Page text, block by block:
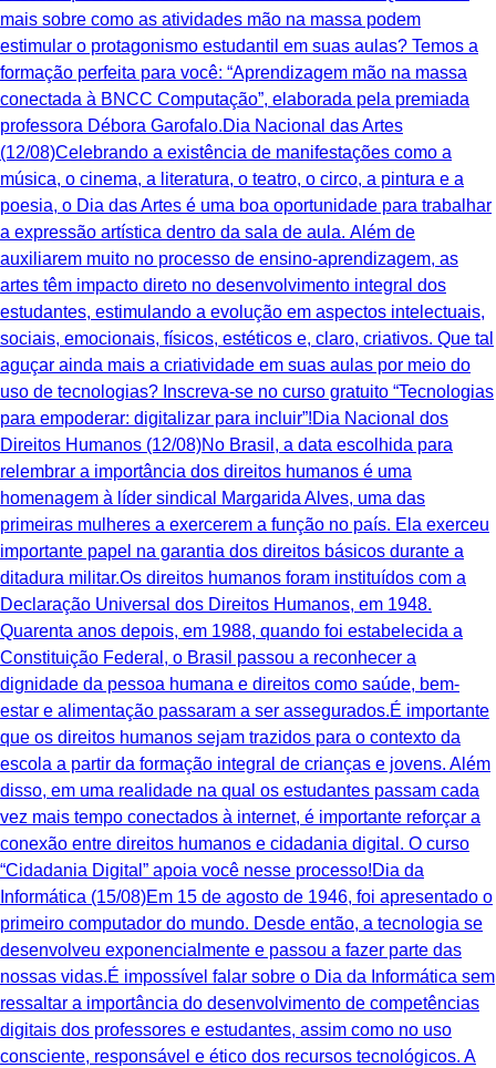
mais sobre como as atividades mão na massa podem
estimular o protagonismo estudantil em suas aulas? Temos a
formação perfeita para você: “Aprendizagem mão na massa
conectada à BNCC Computação”, elaborada pela premiada
professora Débora Garofalo.Dia Nacional das Artes
(12/08)Celebrando a existência de manifestações como a
música, o cinema, a literatura, o teatro, o circo, a pintura e a
poesia, o Dia das Artes é uma boa oportunidade para trabalhar
a expressão artística dentro da sala de aula. Além de
auxiliarem muito no processo de ensino-aprendizagem, as
artes têm impacto direto no desenvolvimento integral dos
estudantes, estimulando a evolução em aspectos intelectuais,
sociais, emocionais, físicos, estéticos e, claro, criativos. ‍Que tal
aguçar ainda mais a criatividade em suas aulas por meio do
uso de tecnologias? Inscreva-se no curso gratuito “Tecnologias
para empoderar: digitalizar para incluir”!Dia Nacional dos
Direitos Humanos (12/08)No Brasil, a data escolhida para
relembrar a importância dos direitos humanos é uma
homenagem à líder sindical Margarida Alves, uma das
primeiras mulheres a exercerem a função no país. Ela exerceu
importante papel na garantia dos direitos básicos durante a
ditadura militar.Os direitos humanos foram instituídos com a
Declaração Universal dos Direitos Humanos, em 1948.
Quarenta anos depois, em 1988, quando foi estabelecida a
Constituição Federal, o Brasil passou a reconhecer a
dignidade da pessoa humana e direitos como saúde, bem-
estar e alimentação passaram a ser assegurados.É importante
que os direitos humanos sejam trazidos para o contexto da
escola a partir da formação integral de crianças e jovens. Além
disso, em uma realidade na qual os estudantes passam cada
vez mais tempo conectados à internet, é importante reforçar a
conexão entre direitos humanos e cidadania digital. O curso
“Cidadania Digital” apoia você nesse processo!Dia da
Informática (15/08)Em 15 de agosto de 1946, foi apresentado o
primeiro computador do mundo. Desde então, a tecnologia se
desenvolveu exponencialmente e passou a fazer parte das
nossas vidas.É impossível falar sobre o Dia da Informática sem
ressaltar a importância do desenvolvimento de competências
digitais dos professores e estudantes, assim como no uso
consciente, responsável e ético dos recursos tecnológicos. A